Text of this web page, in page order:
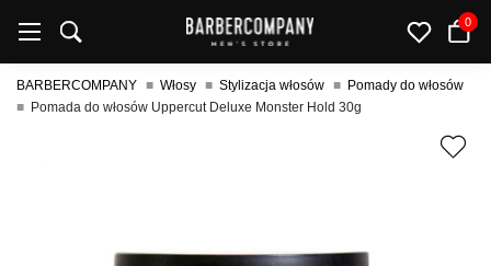
0
BARBERCOMPANY Włosy Stylizacja włosów
Pomady do włosów
Pomada do włosów Uppercut Deluxe Monster Hold 30g